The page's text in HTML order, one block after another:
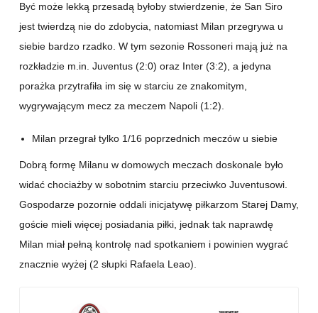
Być może lekką przesadą byłoby stwierdzenie, że San Siro
jest twierdzą nie do zdobycia, natomiast Milan przegrywa u
siebie bardzo rzadko. W tym sezonie Rossoneri mają już na
rozkładzie m.in. Juventus (2:0) oraz Inter (3:2), a jedyna
porażka przytrafiła im się w starciu ze znakomitym,
wygrywającym mecz za meczem Napoli (1:2).
Milan przegrał tylko 1/16 poprzednich meczów u siebie
Dobrą formę Milanu w domowych meczach doskonale było
widać chociażby w sobotnim starciu przeciwko Juventusowi.
Gospodarze pozornie oddali inicjatywę piłkarzom Starej Damy,
goście mieli więcej posiadania piłki, jednak tak naprawdę
Milan miał pełną kontrolę nad spotkaniem i powinien wygrać
znacznie wyżej (2 słupki Rafaela Leao).